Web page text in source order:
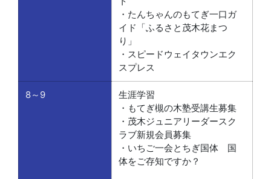
・たんちゃんのもてぎ一口ガ
イド「ふるさと茂木花まつ
り」
・スピードウェイタウンエク
スプレス
8～9
生涯学習
・もてぎ槻の木塾受講生募集
・茂木ジュニアリーダースク
ラブ新規会員募集
・いちご一会とちぎ国体 国
体をご存知ですか？